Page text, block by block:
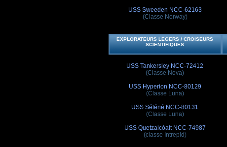
USS Sweeden NCC-62163
(Classe Norway)
EXPLORATEURS LEGERS / CROISEURS
SCIENTIFIQUES
USS Tankersley NCC-72412
(Classe Nova)
USS Hyperion NCC-80129
(Classe Luna)
USS Séléné NCC-80131
(Classe Luna)
USS Quetzalcóalt NCC-74987
(classe Intrepid)